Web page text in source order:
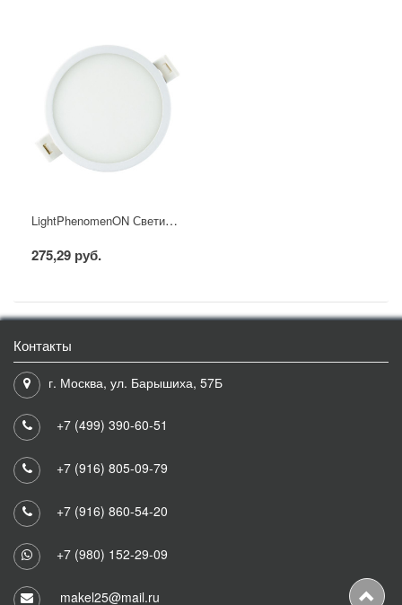
LightPhenomenON Светильник светодиодный Downlight LT-TP-DL-02-6W-6500K встраиваемый круглый Ф90 LED*
275,29 руб.
Контакты
г. Москва, ул. Барышиха, 57Б
+7 (499) 390-60-51
+7 (916) 805-09-79
+7 (916) 860-54-20
+7 (980) 152-29-09
makel25@mail.ru